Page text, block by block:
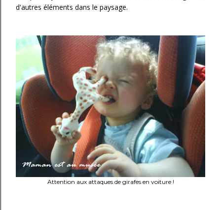
d'autres éléments dans le paysage.
Attention aux attaques de girafes en voiture !